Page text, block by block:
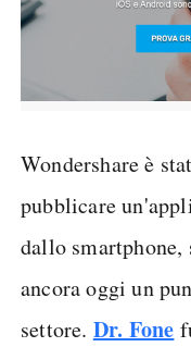
Wondershare è
pubblicare
dallo smartphone,
ancora oggi un
settore. Dr. Fone